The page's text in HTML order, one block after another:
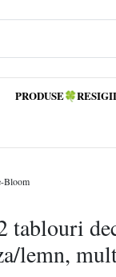
Bloom
tablouri
lemn,